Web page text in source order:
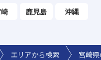
鹿児島 沖縄
エリアから検索 宮崎